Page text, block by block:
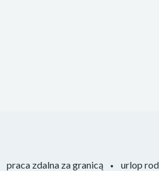
praca zdalna za granicą
urlop